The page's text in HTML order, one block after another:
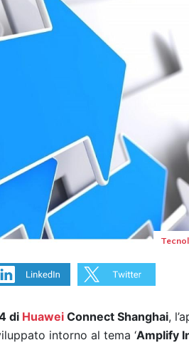
di Huawei Connect Shanghai,
intorno al tema ‘Amplify